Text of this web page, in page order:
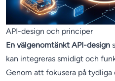
API-design och principer
En välgenomtänkt API-design
kan integreras smidigt och
Genom att fokusera på